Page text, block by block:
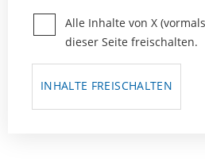
Alle Inhalte von X
dieser Seite freischalten.
INHALTE FREISCHALTEN